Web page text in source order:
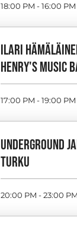
18:00 PM - 16:00 PM
ILARI
HENRY'S MUSIC
17:00 PM - 19:00 PM
UNDERGROUND
TURKU
20:00 PM - 23:00 PM